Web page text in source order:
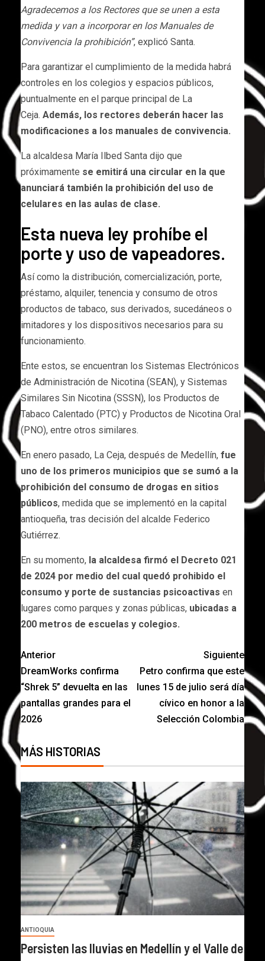
Agradecemos a los Rectores que se unen a esta
medida y van a incorporar en los Manuales de
Convivencia la prohibición”, explicó Santa.
Para garantizar el cumplimiento de la medida habrá
controles en los colegios y espacios públicos,
puntualmente en el parque principal de La
Ceja. Además, los rectores deberán hacer las
modificaciones a los manuales de convivencia.
La alcaldesa María Ilbed Santa dijo que
próximamente se emitirá una circular en la que
anunciará también la prohibición del uso de
celulares en las aulas de clase.
Esta nueva ley prohíbe el
porte y uso de vapeadores.
Así como la distribución, comercialización, porte,
préstamo, alquiler, tenencia y consumo de otros
productos de tabaco, sus derivados, sucedáneos o
imitadores y los dispositivos necesarios para su
funcionamiento.
Ente estos, se encuentran los Sistemas Electrónicos
de Administración de Nicotina (SEAN), y Sistemas
Similares Sin Nicotina (SSSN), los Productos de
Tabaco Calentado (PTC) y Productos de Nicotina Oral
(PNO), entre otros similares.
En enero pasado, La Ceja, después de Medellín, fue
uno de los primeros municipios que se sumó a la
prohibición del consumo de drogas en sitios
públicos, medida que se implementó en la capital
antioqueña, tras decisión del alcalde Federico
Gutiérrez.
En su momento, la alcaldesa firmó el Decreto 021
de 2024 por medio del cual quedó prohibido el
consumo y porte de sustancias psicoactivas en
lugares como parques y zonas públicas, ubicadas a
200 metros de escuelas y colegios.
Anterior
DreamWorks confirma
“Shrek 5” devuelta en las
pantallas grandes para el
2026
Siguiente
Petro confirma que este
lunes 15 de julio será día
cívico en honor a la
Selección Colombia
MÁS HISTORIAS
ANTIOQUIA
Persisten las lluvias en Medellín y el Valle de